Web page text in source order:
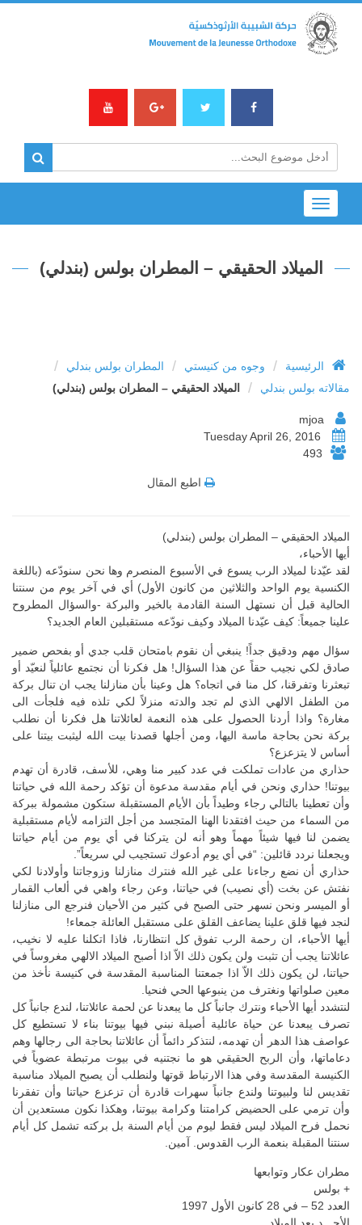
Toggle
navigation
الميلاد الحقيقي – المطران بولس (بندلي)
الرئيسية / وجوه من كنيستي / المطران بولس بندلي /
مقالاته بولس بندلي / الميلاد الحقيقي – المطران بولس (بندلي)
493
اطبع المقال
الميلاد الحقيقي – المطران بولس (بندلي)
أيها الأحباء،
لقد عيّدنا لميلاد الرب يسوع في الأسبوع المنصرم وها نحن سنودّعه (باللغة
الكنسية يوم الواحد والثلاثين من كانون الأول) أي في آخر يوم من سنتنا
الحالية قبل أن نستهل السنة القادمة بالخير والبركة -والسؤال المطروح
علينا جميعاً: كيف عيّدنا الميلاد وكيف نودّعه مستقبلين العام الجديد؟
سؤال مهم ودقيق جداً! ينبغي أن نقوم بامتحان قلب جدي أو بفحص ضمير
صادق لكي نجيب حقاً عن هذا السؤال! هل فكرنا أن نجتمع عائلياً لنعيّد أو
تبعثرنا وتفرقنا، كل منا في اتجاه؟ هل وعينا بأن منازلنا يجب ان تنال بركة
من الطفل الالهي الذي لم تجد والدته منزلاً لكي تلذه فيه فلجأت الى
مغارة؟ واذا أردنا الحصول على هذه النعمة لعائلاتنا هل فكرنا أن نطلب
بركة نحن بحاجة ماسة اليها، ومن أجلها قصدنا بيت الله ليثبت بيتنا على
أساس لا يتزعزع؟
حذاري من عادات تملكت في عدد كبير منا وهي، للأسف، قادرة أن تهدم
بيوتنا! حذاري ونحن في أيام مقدسة مدعوة أن تؤكد رحمة الله في حياتنا
وأن تعطينا بالتالي رجاء وطيداً بأن الأيام المستقبلة ستكون مشمولة ببركة
من السماء من حيث افتقدنا الهنا المتجسد من أجل التزامه لأيام مستقبلية
يضمن لنا فيها شيئاً مهماً وهو أنه لن يتركنا في أي يوم من أيام حياتنا
ويجعلنا نردد قائلين: “في أي يوم أدعوك تستجيب لي سريعاً”.
حذاري أن نضع رجاءنا على غير الله فنترك منازلنا وزوجاتنا وأولادنا لكي
نفتش عن بخت (أي نصيب) في حياتنا، وعن رجاء واهي في ألعاب القمار
أو الميسر ونحن نسهر حتى الصبح في كثير من الأحيان فنرجع الى منازلنا
لنجد فيها قلق علينا يضاعف القلق على مستقبل العائلة جمعاء!
أيها الأحباء، ان رحمة الرب تفوق كل انتظارنا، فاذا اتكلنا عليه لا نخيب،
عائلاتنا يجب أن تثبت ولن يكون ذلك الاّ اذا أصبح الميلاد الالهي مغروساً في
حياتنا، لن يكون ذلك الاّ اذا جمعتنا المناسبة المقدسة في كنيسة نأخذ من
معين صلواتها ونغترف من ينبوعها الحي فنحيا.
لنتشدد أيها الأحباء ونترك جانباً كل ما يبعدنا عن لحمة عائلاتنا، لندع جانباً كل
تصرف يبعدنا عن حياة عائلية أصيلة نبني فيها بيوتنا بناء لا تستطيع كل
عواصف هذا الدهر أن تهدمه، لنتذكر دائماً أن عائلاتنا بحاجة الى رجالها وهم
دعاماتها، وأن الربح الحقيقي هو ما نجتنيه في بيوت مرتبطة عضوياً في
الكنيسة المقدسة وفي هذا الارتباط قوتها ولنطلب أن يصبح الميلاد مناسبة
تقديس لنا ولبيوتنا ولندع جانباً سهرات قادرة أن تزعزع حياتنا وأن تفقرنا
وأن ترمي على الحضيض كرامتنا وكرامة بيوتنا، وهكذا نكون مستعدين أن
نحمل فرح الميلاد ليس فقط ليوم من أيام السنة بل بركته تشمل كل أيام
سنتنا المقبلة بنعمة الرب القدوس. آمين.
مطران عكار وتوابعها
+ بولس
العدد 52 – في 28 كانون الأول 1997
الأحـــد بعد الميلاد